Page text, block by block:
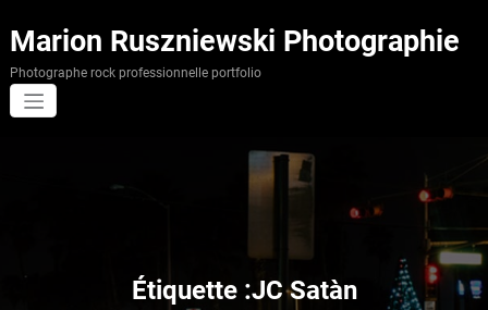
au
contenu
Marion Ruszniewski Photographie
Photographe rock professionnelle portfolio
Étiquette :JC Satàn